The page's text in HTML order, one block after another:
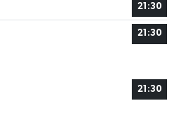
21:30
21:30
21:30